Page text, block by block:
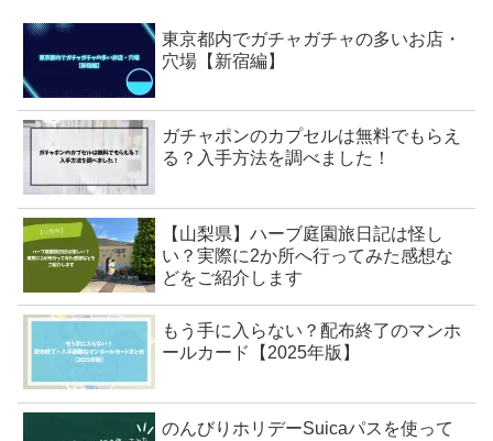
東京都内でガチャガチャの多いお店・
穴場【新宿編】
ガチャポンのカプセルは無料でもらえ
る？入手方法を調べました！
【山梨県】ハーブ庭園旅日記は怪し
い？実際に2か所へ行ってみた感想な
どをご紹介します
もう手に入らない？配布終了のマンホ
ールカード【2025年版】
のんびりホリデーSuicaパスを使って